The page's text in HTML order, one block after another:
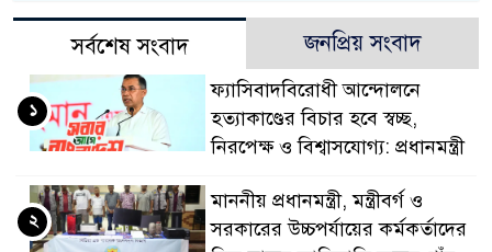
নেতৃত্ব ও গণতন্ত্রের মূর্তমান
যে ভাবে ডেভিড ইমনের
‘আজহার খান’
জড়িত কিশোর গ্যাংয়ের চার শিশু
সর্বশেষ সংবাদ জনপ্রিয় সংবাদ
ফ্যাসিবাদবিরোধী আন্দোলনে
হত্যাকাণ্ডের বিচার হবে স্বচ্ছ,
নিরপেক্ষ ও বিশ্বাসযোগ্য: প্রধানমন্ত্রী
১
মাননীয় প্রধানমন্ত্রী, মন্ত্রীবর্গ ও
সরকারের উচ্চপর্যায়ের কর্মকর্তাদের
২